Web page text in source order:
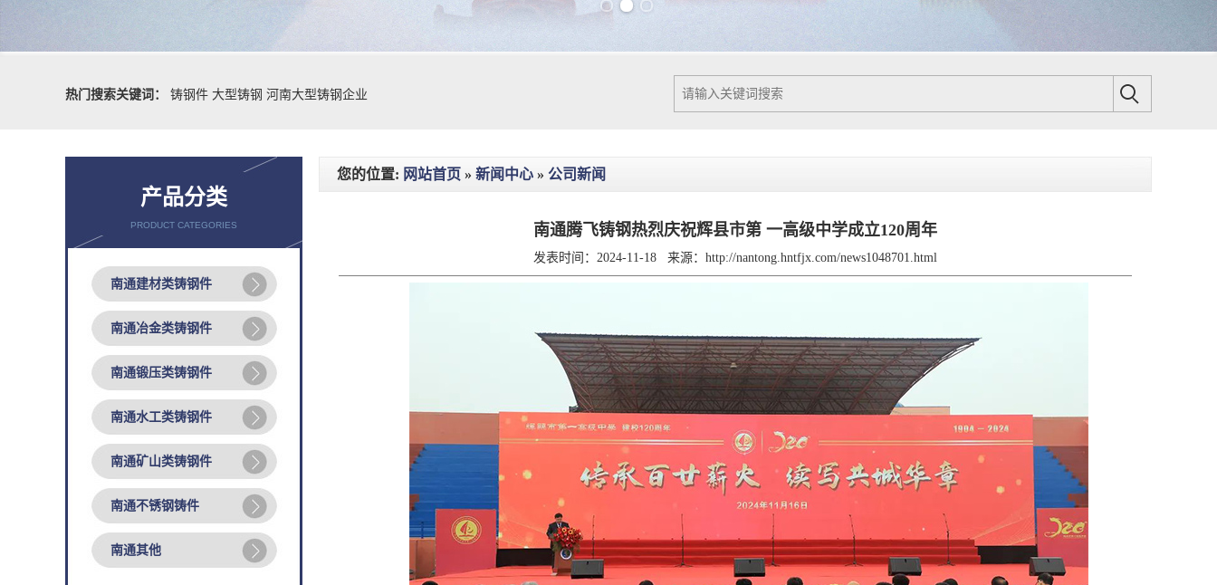
热门搜索关键词：
铸钢件 大型铸钢 河南大型铸钢企业
产品分类
PRODUCT CATEGORIES
南通建材类铸钢件
南通冶金类铸钢件
南通锻压类铸钢件
南通水工类铸钢件
南通矿山类铸钢件
南通不锈钢铸件
南通其他
您的位置: 网站首页 » 新闻中心 » 公司新闻
南通腾飞铸钢热烈庆祝辉县市第 一高级中学成立120周年
发表时间：2024-11-18 来源： http://nantong.hntfjx.com/news1048701.html